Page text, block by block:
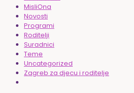
MisliOna
Novosti
Programi
Roditelji
Suradnici
Teme
Uncategorized
Zagreb za djecu i roditelje